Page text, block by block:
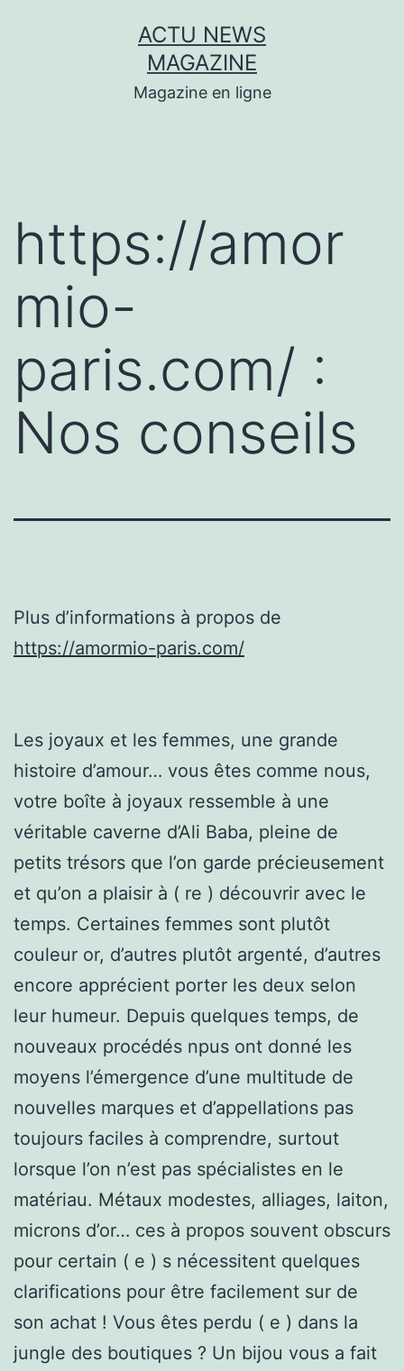
ACTU NEWS
MAGAZINE
Magazine en ligne
https://amor
mio-
paris.com/ :
Nos conseils
Plus d’informations à propos de
https://amormio-paris.com/
Les joyaux et les femmes, une grande
histoire d’amour… vous êtes comme nous,
votre boîte à joyaux ressemble à une
véritable caverne d’Ali Baba, pleine de
petits trésors que l’on garde précieusement
et qu’on a plaisir à ( re ) découvrir avec le
temps. Certaines femmes sont plutôt
couleur or, d’autres plutôt argenté, d’autres
encore apprécient porter les deux selon
leur humeur. Depuis quelques temps, de
nouveaux procédés npus ont donné les
moyens l’émergence d’une multitude de
nouvelles marques et d’appellations pas
toujours faciles à comprendre, surtout
lorsque l’on n’est pas spécialistes en le
matériau. Métaux modestes, alliages, laiton,
microns d’or… ces à propos souvent obscurs
pour certain ( e ) s nécessitent quelques
clarifications pour être facilement sur de
son achat ! Vous êtes perdu ( e ) dans la
jungle des boutiques ? Un bijou vous a fait